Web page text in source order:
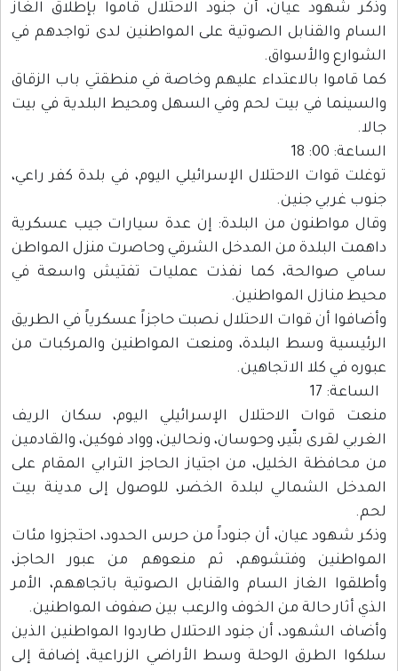
وذكر شهود عيان، أن جنود الاحتلال قاموا بإطلاق الغاز
السام والقنابل الصوتية على المواطنين لدى تواجدهم في
الشوارع والأسواق.
كما قاموا بالاعتداء عليهم وخاصة في منطقتي باب الزقاق
والسينما في بيت لحم وفي السهل ومحيط البلدية في بيت
جالا.
الساعة: 00: 18
توغلت قوات الاحتلال الإسرائيلي اليوم، في بلدة كفر راعي،
جنوب غربي جنين.
وقال مواطنون من البلدة: إن عدة سيارات جيب عسكرية
داهمت البلدة من المدخل الشرقي وحاصرت منزل المواطن
سامي صوالحة، كما نفذت عمليات تفتيش واسعة في
محيط منازل المواطنين.
وأضافوا أن قوات الاحتلال نصبت حاجزاً عسكرياً في الطريق
الرئيسية وسط البلدة، ومنعت المواطنين والمركبات من
عبوره في كلا الاتجاهين.
الساعة: 17
منعت قوات الاحتلال الإسرائيلي اليوم، سكان الريف
الغربي لقرى بتّير، وحوسان، ونحالين، وواد فوكين، والقادمين
من محافظة الخليل، من اجتياز الحاجز الترابي المقام على
المدخل الشمالي لبلدة الخضر، للوصول إلى مدينة بيت
لحم.
وذكر شهود عيان، أن جنوداً من حرس الحدود، احتجزوا مئات
المواطنين وفتشوهم، ثم منعوهم من عبور الحاجز،
وأطلقوا الغاز السام والقنابل الصوتية باتجاههم، الأمر
الذي أثار حالة من الخوف والرعب بين صفوف المواطنين.
وأضاف الشهود، أن جنود الاحتلال طاردوا المواطنين الذين
سلكوا الطرق الوحلة وسط الأراضي الزراعية، إضافة إلى